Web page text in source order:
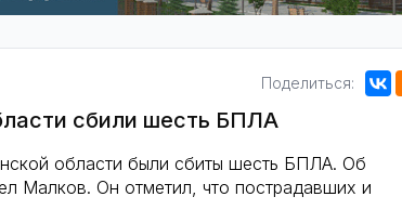
Поделиться:
сбили шесть БПЛА
области были сбиты шесть БПЛА. Об
Малков. Он отметил, что пострадавших и